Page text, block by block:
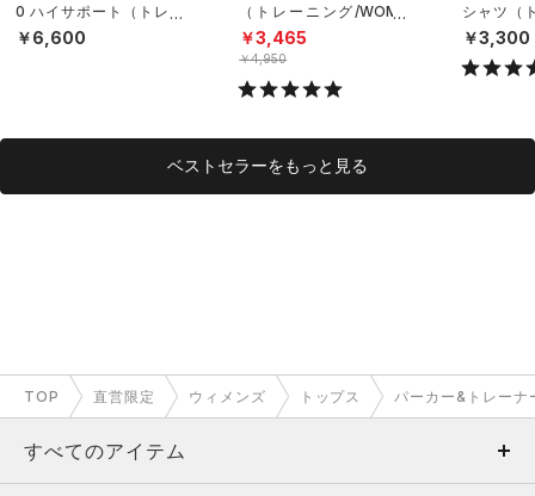
0 ハイサポート（トレー
ニング/WOMEN）
￥6,600
（トレーニング/WOME
N）
￥3,465
￥4,950
シャツ（
NISEX）
￥3,300
ベストセラーをもっと見る
TOP 直営限定 ウィメンズ トップス パーカー&トレーナ
すべてのアイテム